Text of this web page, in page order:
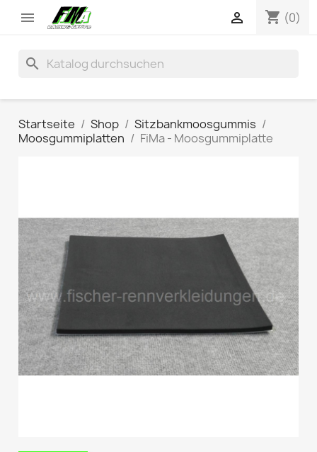
 shopping_cart (0)

search
Startseite Shop
Sitzbankmoosgummis
Moosgummiplatten
FiMa - Moosgummiplatte